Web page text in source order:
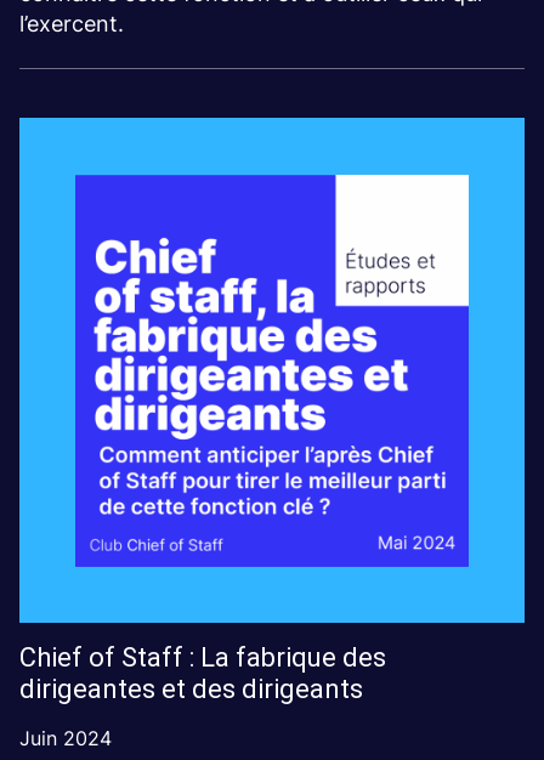
l’exercent.
Chief of Staff : La fabrique des
dirigeantes et des dirigeants
Juin 2024